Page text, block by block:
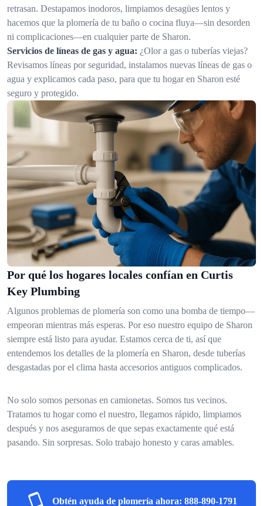
retrasan. Destapamos inodoros, limpiamos desagües lentos y
hacemos que la plomería de tu baño o cocina fluya—sin desorden
ni complicaciones—en cualquier parte de Sharon.
Servicios de líneas de gas y agua: ¿Olor a gas o tuberías viejas?
Revisamos líneas por seguridad, instalamos nuevas líneas de gas o
agua y explicamos cada paso, para que tu hogar en Sharon esté
seguro y protegido.
Por qué los hogares locales confían en Curtis
Key Plumbing
Algunos problemas de plomería son como una bomba de tiempo—
empeoran mientras más esperas. Por eso nuestro equipo de Sharon
siempre está listo para ayudar. Estamos cerca de ti, así que
entendemos los detalles de la plomería en Sharon, desde tuberías
desgastadas por el clima hasta accesorios antiguos complicados.
No solo somos personas en camionetas. Somos tus vecinos.
Tratamos tu hogar como el nuestro, llegamos rápido, limpiamos
después y nos aseguramos de que sepas exactamente qué está
pasando. Sin sorpresas. Solo trabajo honesto y caras amables.
Obtén ayuda de plomería ahora: 888-890-1791